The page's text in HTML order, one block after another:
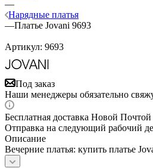
—
Нарядные платья
—Платье Jovani 9693
Артикул: 9693
Под заказ
Наши менеджеры обязательно
Бесплатная доставка Новой Почтой
Отправка на следующий рабочий
Описание
Вечерние платья: купить платье